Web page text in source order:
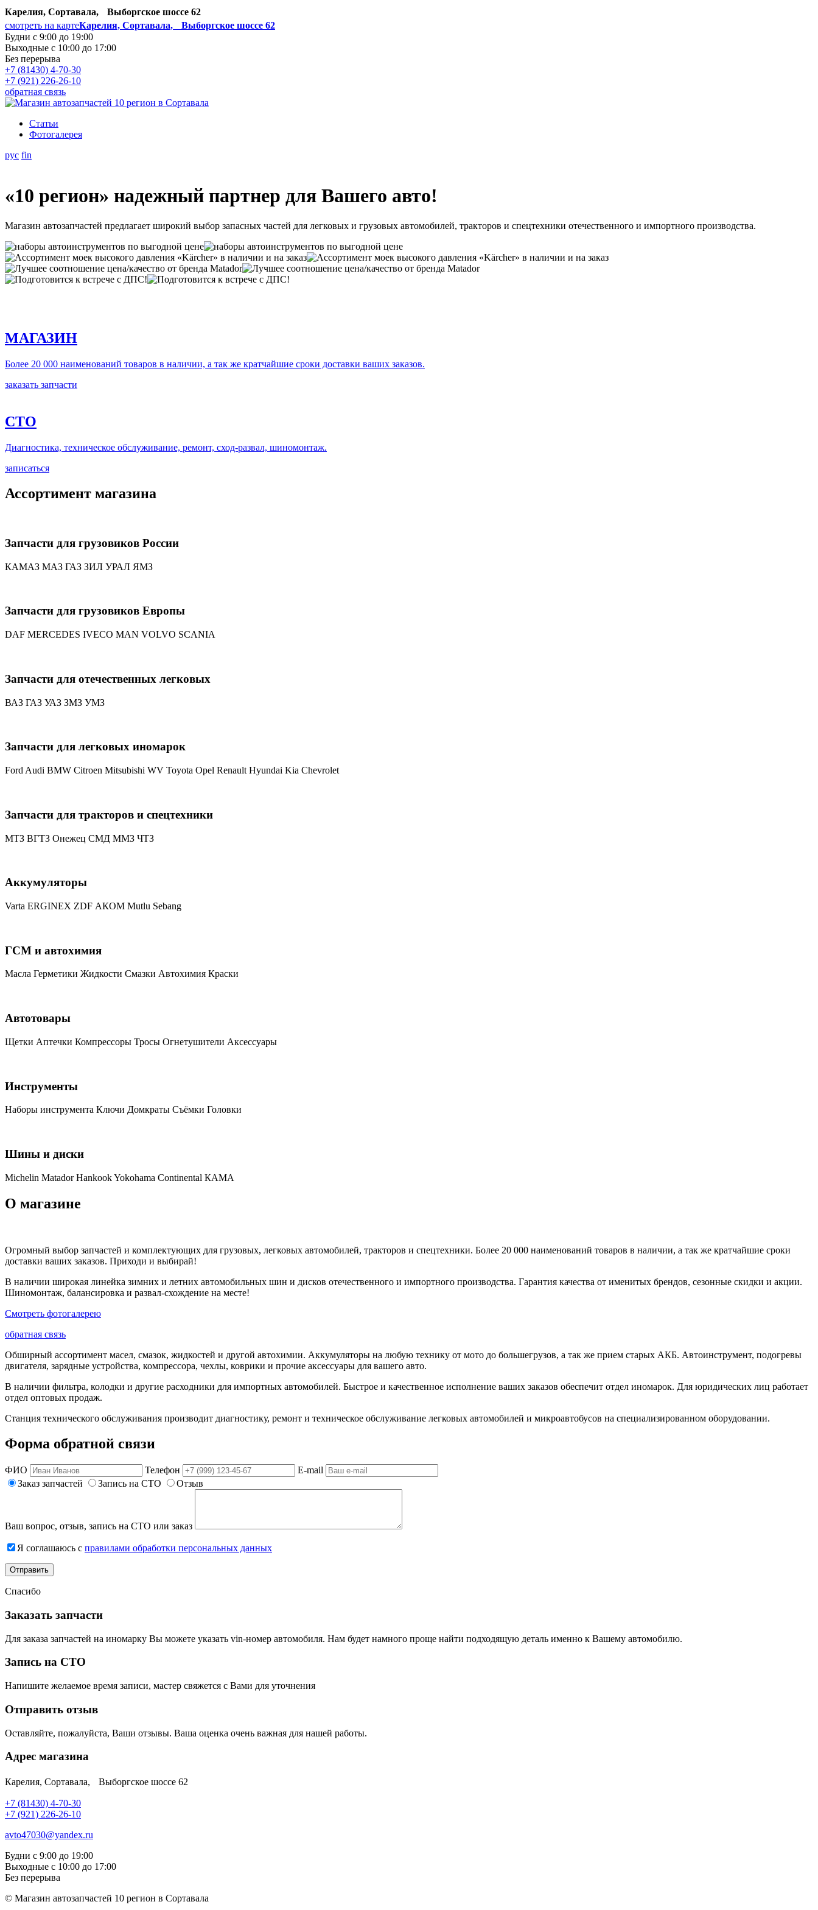
Карелия, Сортавала, Выборгское шоссе 62
смотреть на картеКарелия, Сортавала, Выборгское шоссе 62
Будни с 9:00 до 19:00
Выходные с 10:00 до 17:00
Без перерыва
+7 (81430) 4-70-30
+7 (921) 226-26-10
обратная связь
Статьи
Фотогалерея
рус fin
«10 регион» надежный партнер для Вашего авто!
Магазин автозапчастей предлагает широкий выбор запасных частей для легковых и грузовых автомобилей, тракторов и спецтехники отечественного и импортного производства.
МАГАЗИН
Более 20 000 наименований товаров в наличии, а так же кратчайшие сроки доставки ваших заказов.
заказать запчасти
СТО
Диагностика, техническое обслуживание, ремонт, сход-развал, шиномонтаж.
записаться
Ассортимент магазина
Запчасти для грузовиков России
КАМАЗ МАЗ ГАЗ ЗИЛ УРАЛ ЯМЗ
Запчасти для грузовиков Европы
DAF MERCEDES IVECO MAN VOLVO SCANIA
Запчасти для отечественных легковых
ВАЗ ГАЗ УАЗ ЗМЗ УМЗ
Запчасти для легковых иномарок
Ford Audi BMW Citroen Mitsubishi WV Toyota Opel Renault Hyundai Kia Chevrolet
Запчасти для тракторов и спецтехники
МТЗ ВГТЗ Онежец СМД ММЗ ЧТЗ
Аккумуляторы
Varta ERGINEX ZDF АКОМ Mutlu Sebang
ГСМ и автохимия
Масла Герметики Жидкости Смазки Автохимия Краски
Автотовары
Щетки Аптечки Компрессоры Тросы Огнетушители Аксессуары
Инструменты
Наборы инструмента Ключи Домкраты Съёмки Головки
Шины и диски
Michelin Matador HankookYokohama Continental КАМА
О магазине
Огромный выбор запчастей и комплектующих для грузовых, легковых автомобилей, тракторов и спецтехники. Более 20 000 наименований товаров в наличии, а так же кратчайшие сроки
доставки ваших заказов. Приходи и выбирай!
В наличии широкая линейка зимних и летних автомобильных шин и дисков отечественного и импортного производства. Гарантия качества от именитых брендов, сезонные скидки и акции.
Шиномонтаж, балансировка и развал-схождение на месте!
Смотреть фотогалерею
обратная связь
Обширный ассортимент масел, смазок, жидкостей и другой автохимии. Аккумуляторы на любую технику от мото до большегрузов, а так же прием старых АКБ. Автоинструмент, подогревы
двигателя, зарядные устройства, компрессора, чехлы, коврики и прочие аксессуары для вашего авто.
В наличии фильтра, колодки и другие расходники для импортных автомобилей. Быстрое и качественное исполнение ваших заказов обеспечит отдел иномарок. Для юридических лиц работает
отдел оптовых продаж.
Станция технического обслуживания производит диагностику, ремонт и техническое обслуживание легковых автомобилей и микроавтобусов на специализированном оборудовании.
Форма обратной связи
ФИО Телефон
E-mail
Заказ запчастей
Запись на СТО Отзыв
Ваш вопрос, отзыв, запись на СТО или заказ
Я соглашаюсь с правилами обработки персональных данных
Спасибо
Заказать запчасти
Для заказа запчастей на иномарку Вы можете указать vin-номер автомобиля. Нам будет намного проще найти подходящую деталь именно к Вашему автомобилю.
Запись на СТО
Напишите желаемое время записи, мастер свяжется с Вами для уточнения
Отправить отзыв
Оставляйте, пожалуйста, Ваши отзывы. Ваша оценка очень важная для нашей работы.
Адрес магазина
Карелия, Сортавала, Выборгское шоссе 62
+7 (81430) 4-70-30
+7 (921) 226-26-10
avto47030@yandex.ru
Будни с 9:00 до 19:00
Выходные с 10:00 до 17:00
Без перерыва
© Магазин автозапчастей 10 регион в Сортавала